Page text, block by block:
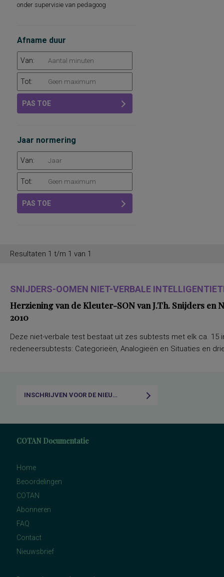
onder supervisie van pedagoog
Afname duur
Van:
Tot:
PAS TOE
Jaar normering
Van:
Tot:
PAS TOE
Resultaten 1 t/m 1 van 1
SNIJDERS-OOMEN NIET-VERBALE
Herziening van de Kleuter-SON van J.Th. Snijders en
2010
Deze niet-verbale test bestaat uit zes subtests met elk ca. 15
redeneersubtests: Categorieën, Analogieën en Situaties en
INSCHRIJVEN VOOR DE NIEUWSBRIEF
COTAN Documentatie
Home
Beoordelingen
COTAN
Abonneren
FAQ
Contact
Nieuwsbrief